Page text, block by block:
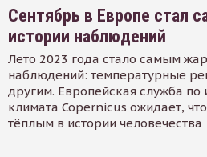
Сентябрь в Европе стал
истории наблюдений
Лето 2023 года стало самым
наблюдений: температурные
другим. Европейская служба
климата Copernicus ожидает,
тёплым в истории человечества